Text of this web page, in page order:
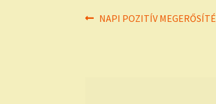
Bejegyzés
Previous
NAPI POZITÍV